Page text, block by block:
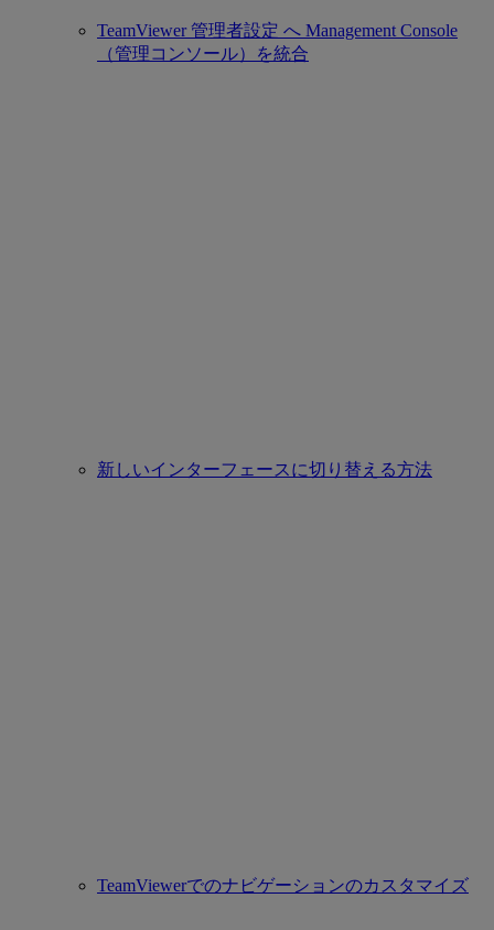
TeamViewer 管理者設定 へ Management Console
（管理コンソール）を統合
新しいインターフェースに切り替える方法
TeamViewerでのナビゲーションのカスタマイズ